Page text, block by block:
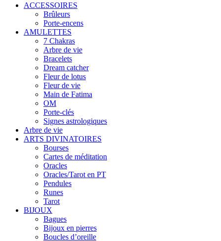
ACCESSOIRES
Brûleurs
Porte-encens
AMULETTES
7 Chakras
Arbre de vie
Bracelets
Dream catcher
Fleur de lotus
Fleur de vie
Main de Fatima
OM
Porte-clés
Signes astrologiques
Arbre de vie
ARTS DIVINATOIRES
Bourses
Cartes de méditation
Oracles
Oracles/Tarot en PT
Pendules
Runes
Tarot
BIJOUX
Bagues
Bijoux en pierres
Boucles d’oreille